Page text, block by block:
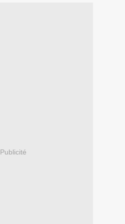
Publicité